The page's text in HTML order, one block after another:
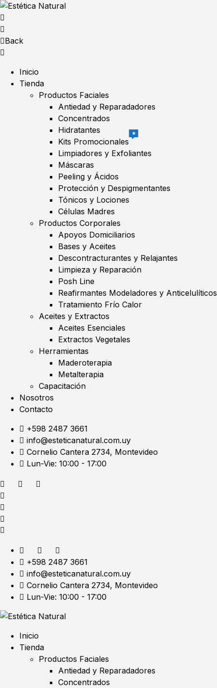
Back
Inicio
Tienda
Productos Faciales
Antiedad y Reparadadores
Concentrados
Hidratantes
Kits Promocionales
★
Limpiadores y Exfoliantes
Máscaras
Peeling y Ácidos
Protección y Despigmentantes
Tónicos y Lociones
Células Madres
Productos Corporales
Apoyos Domiciliarios
Bases y Aceites
Descontracturantes y Relajantes
Limpieza y Reparación
Posh Line
Reafirmantes Modeladores y Anticelulíticos
Tratamiento Frío Calor
Aceites y Extractos
Aceites Esenciales
Extractos Vegetales
Herramientas
Maderoterapia
Metalterapia
Capacitación
Nosotros
Contacto
+598 2487 3661
info@esteticanatural.com.uy
Cornelio Cantera 2734, Montevideo
Lun-Vie: 10:00 - 17:00
+598 2487 3661
info@esteticanatural.com.uy
Cornelio Cantera 2734, Montevideo
Lun-Vie: 10:00 - 17:00
Inicio
Tienda
Productos Faciales
Antiedad y Reparadadores
Concentrados